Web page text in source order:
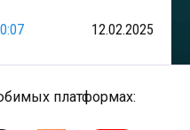
12.02.2025
платформах: